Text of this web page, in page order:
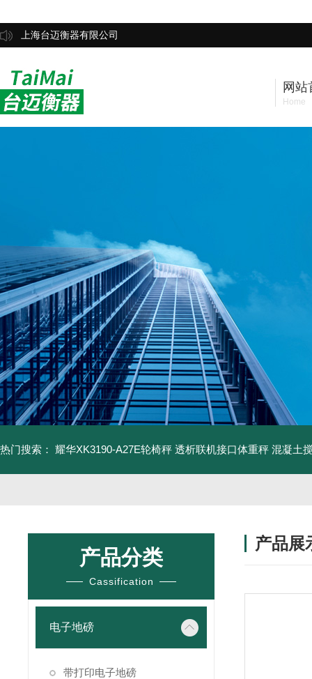
上海台迈衡器有限公司
网站
Home
热门搜索： 耀华XK3190-A27E轮椅秤 透析联机接口体重秤 混凝土
产品分类
Cassification
电子地磅
带打印电子地磅
产品展